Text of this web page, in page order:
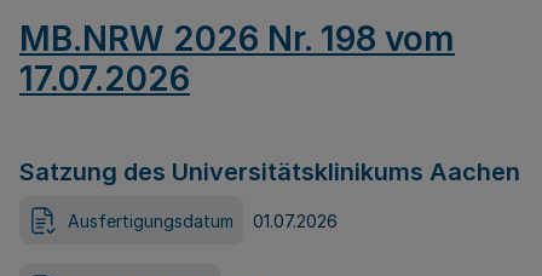
MB.NRW 2026 Nr. 198 vom
17.07.2026
Satzung des Universitätsklinikums Aachen
Ausfertigungsdatum 01.07.2026